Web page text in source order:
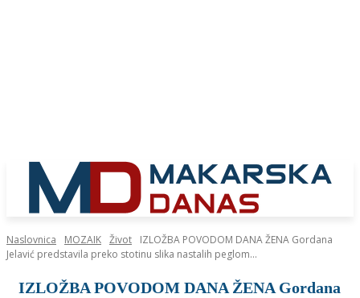
Naslovnica MOZAIK Život
IZLOŽBA POVODOM DANA ŽENA Gordana
Jelavić predstavila preko stotinu slika nastalih peglom...
IZLOŽBA POVODOM DANA ŽENA Gordana